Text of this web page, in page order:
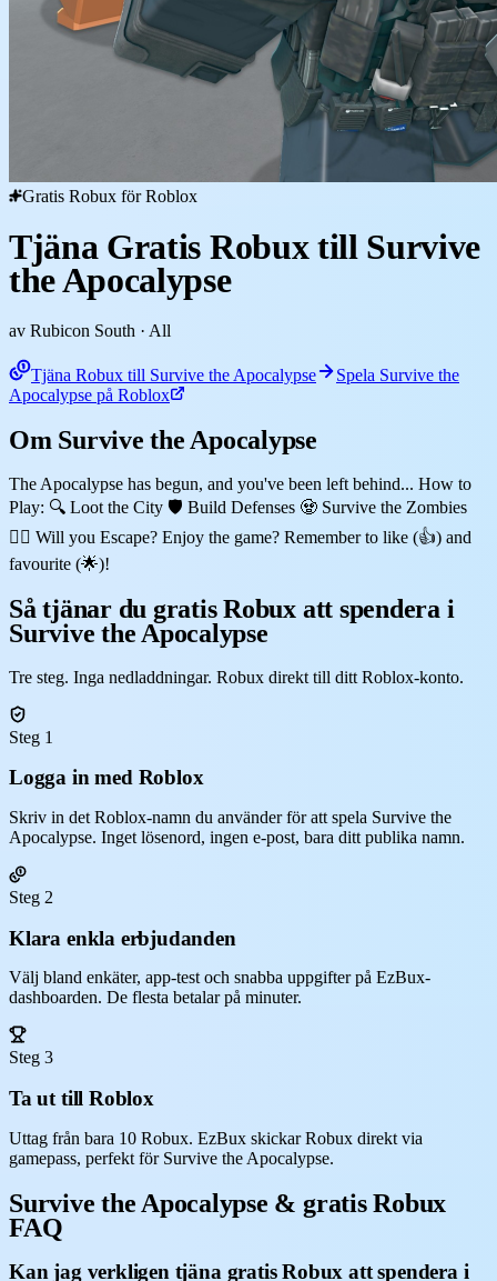
Gratis Robux för Roblox
Tjäna Gratis Robux till Survive
the Apocalypse
av Rubicon South · All
Tjäna Robux till Survive the Apocalypse
Spela Survive the
Apocalypse på Roblox
Om Survive the Apocalypse
The Apocalypse has begun, and you've been left behind... How to
Play: 🔍 Loot the City 🛡️ Build Defenses 🧟 Survive the Zombies
🏃‍♂️ Will you Escape? Enjoy the game? Remember to like (👍) and
favourite (🌟)!
Så tjänar du gratis Robux att spendera i
Survive the Apocalypse
Tre steg. Inga nedladdningar. Robux direkt till ditt Roblox-konto.
Steg 1
Logga in med Roblox
Skriv in det Roblox-namn du använder för att spela Survive the
Apocalypse. Inget lösenord, ingen e-post, bara ditt publika namn.
Steg 2
Klara enkla erbjudanden
Välj bland enkäter, app-test och snabba uppgifter på EzBux-
dashboarden. De flesta betalar på minuter.
Steg 3
Ta ut till Roblox
Uttag från bara 10 Robux. EzBux skickar Robux direkt via
gamepass, perfekt för Survive the Apocalypse.
Survive the Apocalypse & gratis Robux
FAQ
Kan jag verkligen tjäna gratis Robux att spendera i